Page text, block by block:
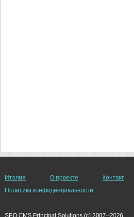
Италия О проекте Контакт
Политика конфиденциальности
SEO CMS Principal Solutions (c) 2007--2026